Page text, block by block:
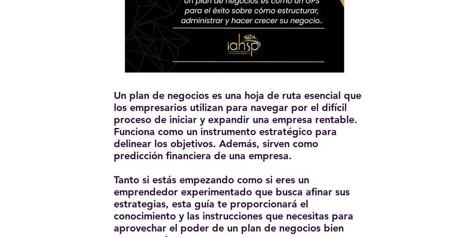
Un plan de negocios es una hoja de ruta esencial que
los empresarios utilizan para navegar por el difícil
proceso de iniciar y expandir una empresa rentable.
Funciona como un instrumento estratégico para
delinear los objetivos. Además, sirven como
predicción financiera de una empresa.
Tanto si estás empezando como si eres un
emprendedor experimentado que busca afinar sus
estrategias, esta guía te proporcionará el
conocimiento y las instrucciones que necesitas para
aprovechar el poder de un plan de negocios bien